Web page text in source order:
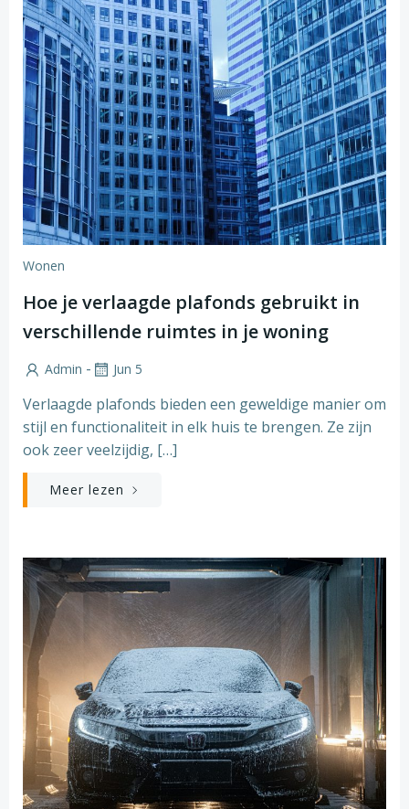
Wonen
Hoe je verlaagde plafonds gebruikt in
verschillende ruimtes in je woning
Admin - Jun 5
Verlaagde plafonds bieden een geweldige manier om
stijl en functionaliteit in elk huis te brengen. Ze zijn
ook zeer veelzijdig, […]
Meer lezen